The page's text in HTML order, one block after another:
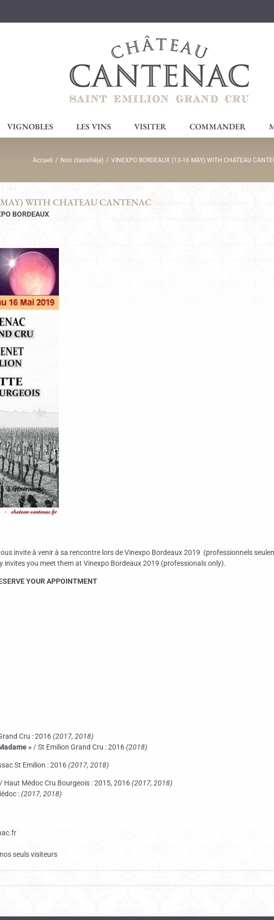
VIGNOBLES LES VINS VISITER COMMANDER
Accueil / Non classifié(e) / VINEXPO BORDEAUX (13-16 MAY) WITH CHATEAU
WITH CHATEAU CANTENAC
BORDEAUX
invite à venir à sa rencontre lors de Vinexpo Bordeaux 2019 (professionnels
invites you meet them at Vinexpo Bordeaux 2019 (professionals only).
YOUR APPOINTMENT
Cru : 2016(2017, 2018)
» / St Emilion Grand Cru : 2016(2018)
St Emilion : 2016(2017, 2018)
/ Haut Médoc Cru Bourgeois : 2015, 2016(2017, 2018)
:(2017, 2018)
seuls visiteurs